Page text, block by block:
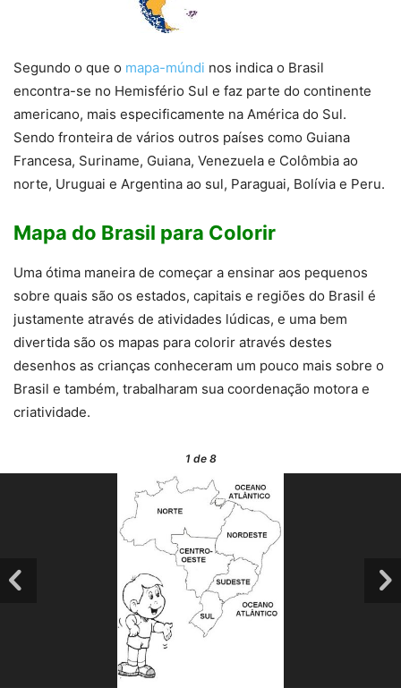
Segundo o que o mapa-múndi nos indica o Brasil
encontra-se no Hemisfério Sul e faz parte do continente
americano, mais especificamente na América do Sul.
Sendo fronteira de vários outros países como Guiana
Francesa, Suriname, Guiana, Venezuela e Colômbia ao
norte, Uruguai e Argentina ao sul, Paraguai, Bolívia e Peru.
Mapa do Brasil para Colorir
Uma ótima maneira de começar a ensinar aos pequenos
sobre quais são os estados, capitais e regiões do Brasil é
justamente através de atividades lúdicas, e uma bem
divertida são os mapas para colorir através destes
desenhos as crianças conheceram um pouco mais sobre o
Brasil e também, trabalharam sua coordenação motora e
criatividade.
1de 8